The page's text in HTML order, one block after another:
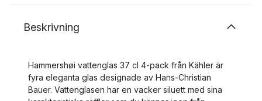
Beskrivning
Hammershøi vattenglas 37 cl 4-pack från Kähler är
fyra eleganta glas designade av Hans-Christian
Bauer. Vattenglasen har en vacker siluett med sina